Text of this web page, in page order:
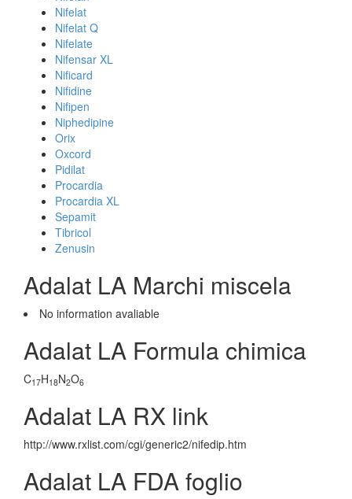
Nifelat
Nifelat Q
Nifelate
Nifensar XL
Nificard
Nifidine
Nifipen
Niphedipine
Orix
Oxcord
Pidilat
Procardia
Procardia XL
Sepamit
Tibricol
Zenusin
Adalat LA Marchi miscela
No information avaliable
Adalat LA Formula chimica
C17H18N2O6
Adalat LA RX link
http://www.rxlist.com/cgi/generic2/nifedip.htm
Adalat LA FDA foglio